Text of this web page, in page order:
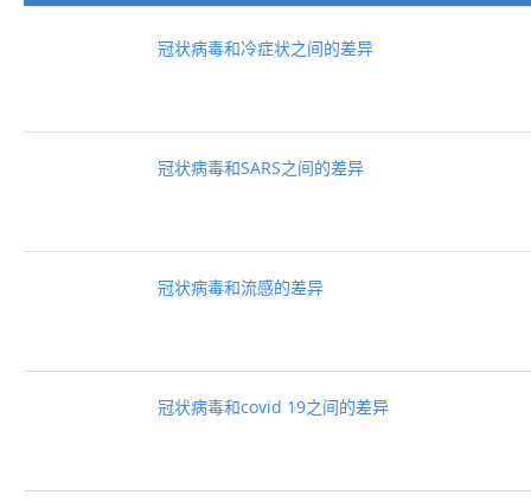
冠状病毒和冷症状之间的差异
冠状病毒和SARS之间的差异
冠状病毒和流感的差异
冠状病毒和covid 19之间的差异